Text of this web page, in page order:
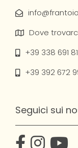
Dove
+39 338 691
+39 392 672
Seguici sui